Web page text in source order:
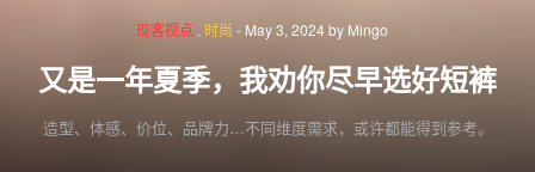
现客视点 . 时尚 - May 3, 2024 by Mingo
又是一年夏季，我劝你尽早选好短裤
造型、体感、价位、品牌力…不同维度需求，或许都能得到参考。